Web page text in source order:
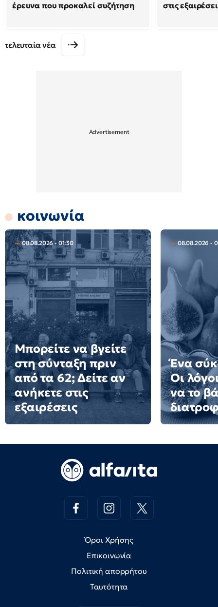
έρευνα που προκαλεί συζήτηση
στις
τελευταία νέα
κοινωνία
08.08.2026 - 01:30
Μπορείτε να βγείτε
στη σύνταξη πριν
από τα 62; Δείτε αν
ανήκετε στις
εξαιρέσεις
08.08.2026 -
Ένα
Οι
να το
Όροι Χρήσης
Επικοινωνία
Πολιτική απορρήτου
Ταυτότητα